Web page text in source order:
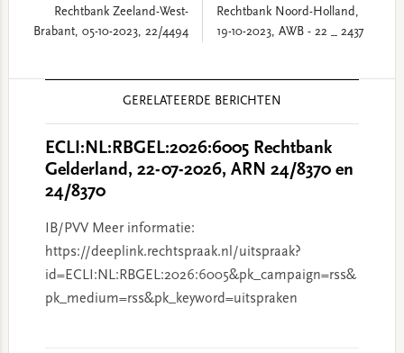
Rechtbank Zeeland-West-
Brabant, 05-10-2023, 22/4494
Rechtbank Noord-Holland,
19-10-2023, AWB - 22 _ 2437
GERELATEERDE BERICHTEN
ECLI:NL:RBGEL:2026:6005 Rechtbank
Gelderland, 22-07-2026, ARN 24/8370 en
24/8370
IB/PVV Meer informatie:
https://deeplink.rechtspraak.nl/uitspraak?
id=ECLI:NL:RBGEL:2026:6005&pk_campaign=rss&
pk_medium=rss&pk_keyword=uitspraken